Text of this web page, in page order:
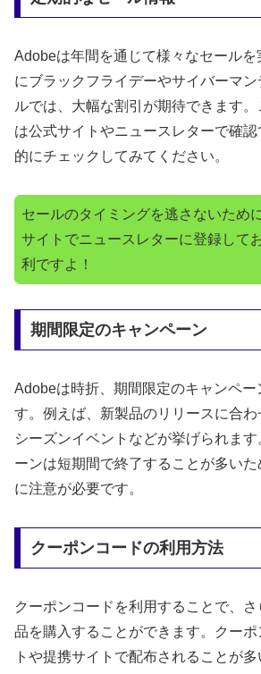
Adobeは年間を通じて様々なセール
にブラックフライデーやサイバーマ
ルでは、大幅な割引が期待できます
は公式サイトやニュースレターで確
的にチェックしてみてください。
セールのタイミングを逃さないため
サイトでニュースレターに登録して
利ですよ！
期間限定のキャンペーン
Adobeは時折、期間限定のキャンペー
す。例えば、新製品のリリースに合
シーズンイベントなどが挙げられま
ーンは短期間で終了することが多いた
に注意が必要です。
クーポンコードの利用方法
クーポンコードを利用することで、
品を購入することができます。クー
トや提携サイトで配布されることが